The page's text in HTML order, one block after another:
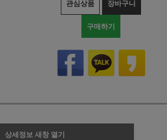
관심상품 장바구니
구매하기
상세정보 새창 열기